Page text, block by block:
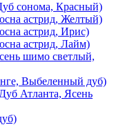
сонома, Красный)
астрид, Желтый)
астрид, Ирис)
астрид, Лайм)
шимо светлый,
Выбеленный дуб)
Атланта, Ясень